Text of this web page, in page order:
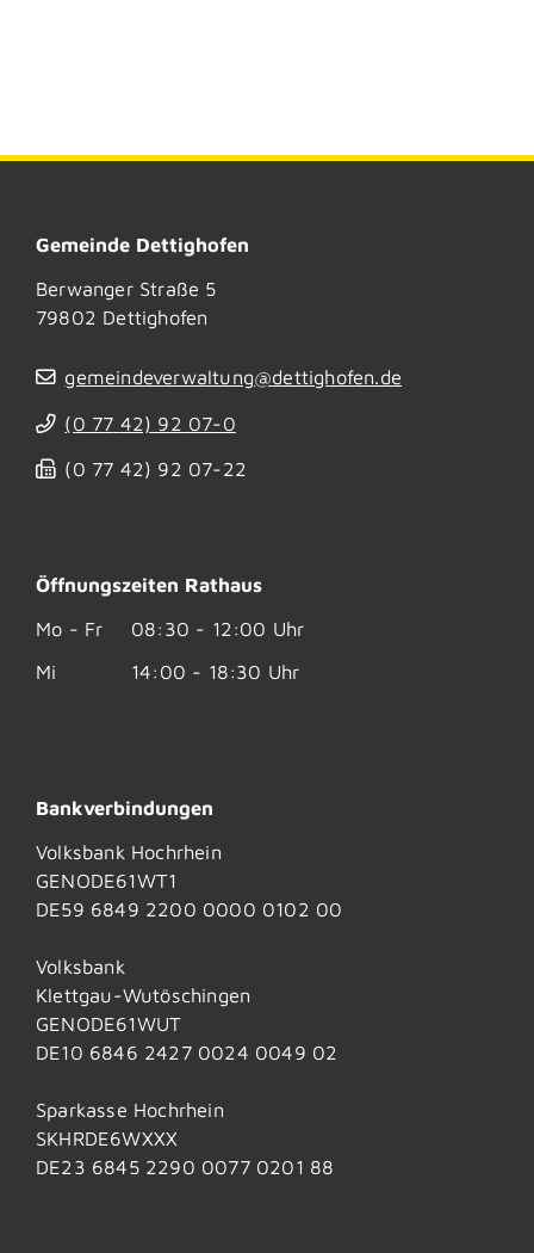
Gemeinde Dettighofen
Berwanger Straße 5
79802 Dettighofen
gemeindeverwaltung@dettighofen.de
(0 77 42) 92 07-0
(0 77 42) 92 07-22
Öffnungszeiten Rathaus
Mo - Fr
08:30 - 12:00 Uhr
Mi
14:00 - 18:30 Uhr
Bankverbindungen
Volksbank Hochrhein
GENODE61WT1
DE59 6849 2200 0000 0102 00
Volksbank
Klettgau-Wutöschingen
GENODE61WUT
DE10 6846 2427 0024 0049 02
Sparkasse Hochrhein
SKHRDE6WXXX
DE23 6845 2290 0077 0201 88